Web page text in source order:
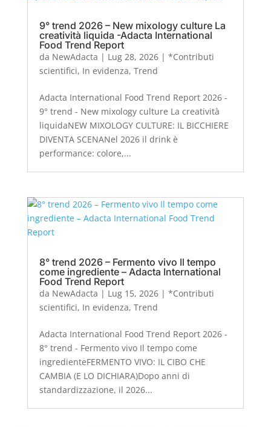
9° trend 2026 – New mixology culture La
creatività liquida -Adacta International
Food Trend Report
da NewAdacta | Lug 28, 2026| *Contributi
scientifici, In evidenza, Trend
Adacta International Food Trend Report 2026 -
9° trend - New mixology culture La creatività
liquidaNEW MIXOLOGY CULTURE: IL BICCHIERE
DIVENTA SCENANel 2026 il drink è
performance: colore,...
8° trend 2026 – Fermento vivo Il tempo
come ingrediente – Adacta International
Food Trend Report
da NewAdacta | Lug 15, 2026| *Contributi
scientifici, In evidenza, Trend
Adacta International Food Trend Report 2026 -
8° trend - Fermento vivo Il tempo come
ingredienteFERMENTO VIVO: IL CIBO CHE
CAMBIA (E LO DICHIARA)Dopo anni di
standardizzazione, il 2026...